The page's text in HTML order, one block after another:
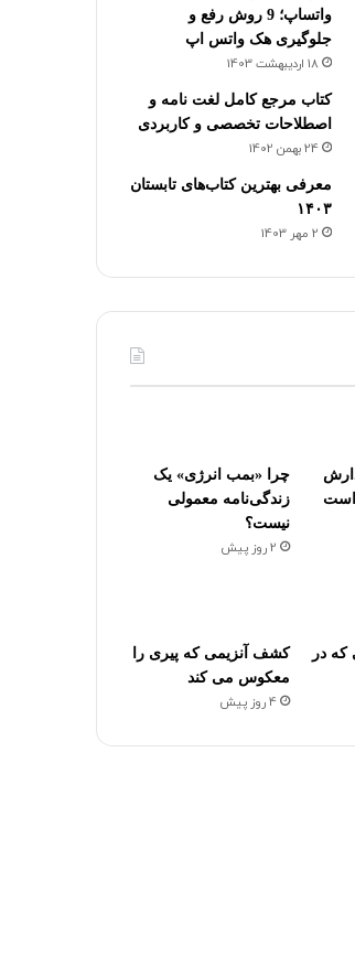
واتساپ؛ 9 روش رفع و
جلوگیری هک واتس اپ
18 اردیبهشت 1403
کتاب مرجع کامل لغت نامه و
اصطلاحات تخصصی و کاربردی
24 بهمن 1402
معرفی بهترین کتاب‌های تابستان
۱۴۰۳
2 مهر 1403
است
چرا «بمب انرژی» یک
زندگی‌نامه معمولی
نیست؟
2 روز پیش
که در
کشف آنزیمی که پیری را
معکوس می کند
4 روز پیش